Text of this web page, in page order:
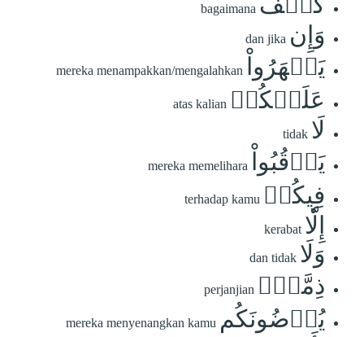
bagaimana
وَإِن dan jika
يَظۡهَرُواْ mereka menampakkan/mengalahkan
عَلَيۡكُمۡ atas kalian
لَا tidak
يَرۡقُبُواْ mereka memelihara
فِيكُمۡ terhadap kamu
إِلّٗا kerabat
وَلَا dan tidak
ذِمَّةٗۚ perjanjian
يُرۡضُونَكُم mereka menyenangkan kamu